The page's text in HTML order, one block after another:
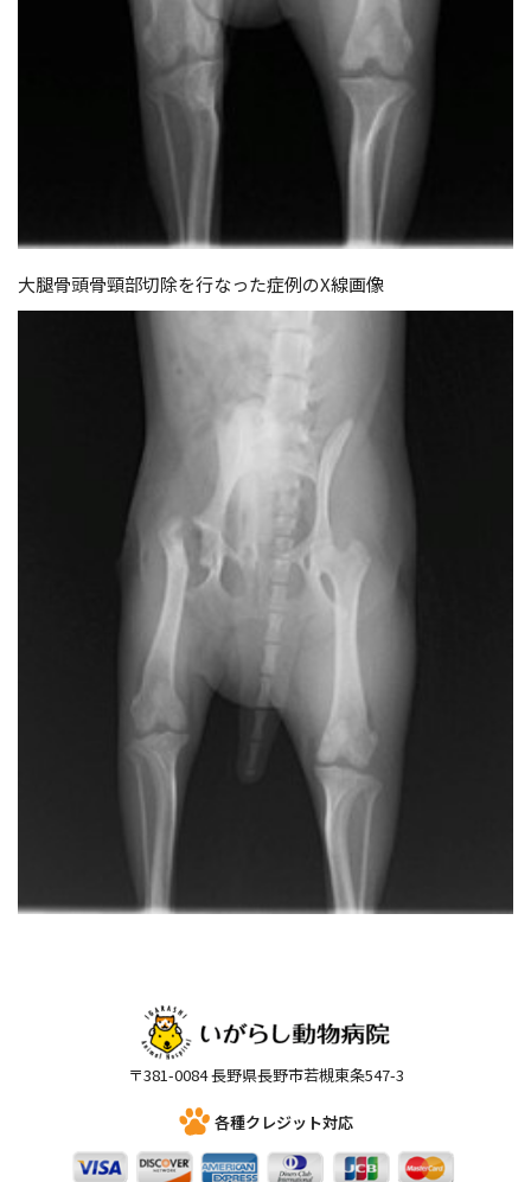
大腿骨頭骨頸部切除を行なった症例のX線画像
〒381-0084 長野県長野市若槻東条547-3
各種クレジット対応